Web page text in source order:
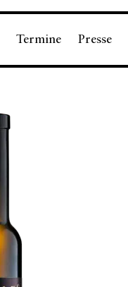
Termine Presse